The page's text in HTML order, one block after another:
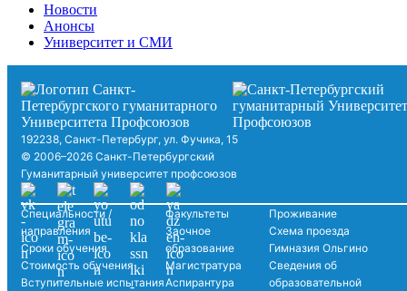
Новости
Анонсы
Университет и СМИ
192238, Санкт-Петербург, ул. Фучика, 15
© 2006–2026 Санкт-Петербургский
Гуманитарный университет профсоюзов
Специальности /
направления
Сроки обучения
Стоимость обучения
Вступительные испытания
Факультеты
Заочное
образование
Магистратура
Аспирантура
Проживание
Схема проезда
Гимназия Ольгино
Сведения об
образовательной